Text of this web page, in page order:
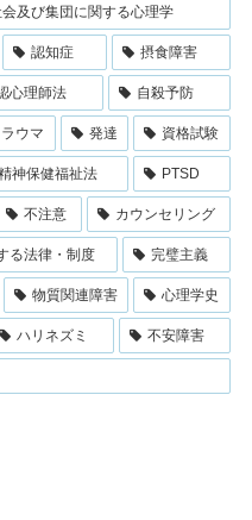
及び集団に関する心理学
認知症 摂食障害
心理師法 自殺予防
ラウマ 発達 資格試験
神保健福祉法 PTSD
不注意 カウンセリング
る法律・制度 完璧主義
物質関連障害 心理学史
ハリネズミ 不安障害